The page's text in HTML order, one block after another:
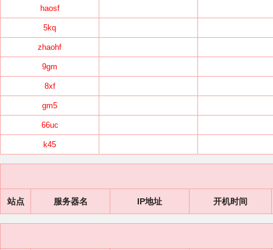
haosf
5kq
zhaohf
9gm
8xf
gm5
66uc
k45
站点 服务器名 IP地址 开机时间